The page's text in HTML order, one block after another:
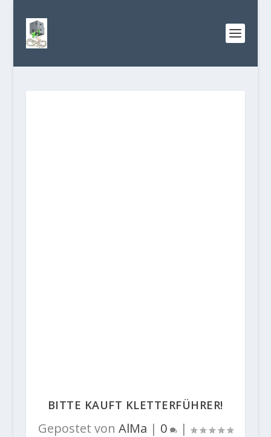
BITTE KAUFT KLETTERFÜHRER!
Gepostet von AlMa | 0 |